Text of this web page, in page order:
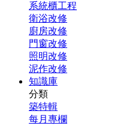
系統櫃工程
衛浴改修
廚房改修
門窗改修
照明改修
泥作改修
知識庫
分類
築特輯
每月專欄